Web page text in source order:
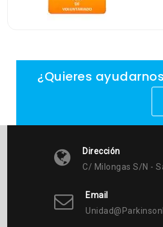
¿Quieres
Dirección
C/ Milongas S/n -
Email